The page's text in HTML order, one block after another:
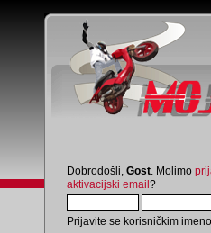
Dobrodošli, Gost . Molimo
aktivacijski email?
Prijavite se korisničkim